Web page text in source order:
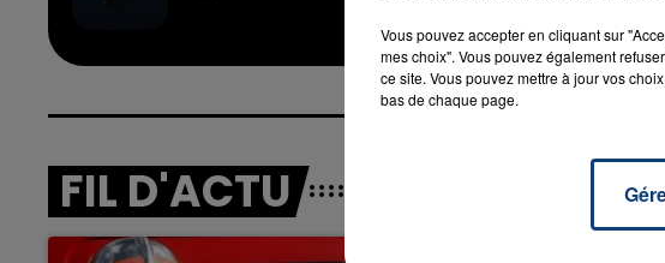
FIL D'ACTU
Vous pouvez accepter en cliquant sur
mes choix". Vous pouvez également
ce site. Vous pouvez mettre à jour vos
bas de chaque page.